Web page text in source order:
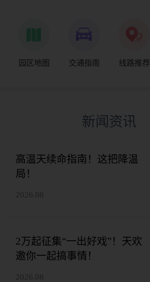
园区地图 交通指南 线路推荐
新闻资讯
高温天续命指南！这把降温
局！
2026.08
2万起征集“一出好戏”！天欢
邀你一起搞事情！
2026.08